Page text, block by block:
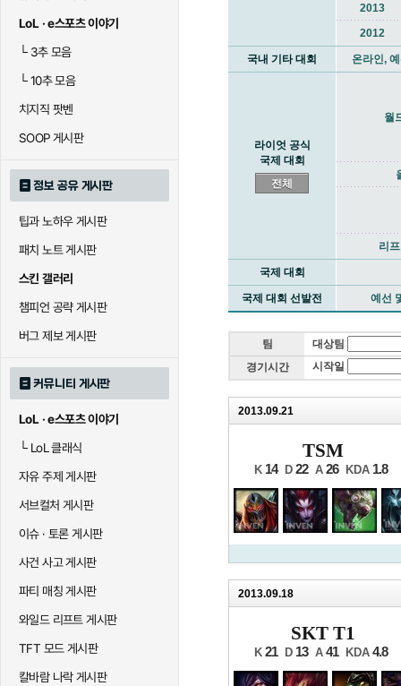
LoL · e스포츠 이야기
└3추 모음
└10추 모음
치지직 팟벤
SOOP 게시판
정보 공유 게시판
팁과 노하우 게시판
패치 노트 게시판
스킨 갤러리
챔피언 공략 게시판
버그 제보 게시판
커뮤니티 게시판
LoL · e스포츠 이야기
└LoL 클래식
자유 주제 게시판
서브컬처 게시판
이슈 · 토론 게시판
사건 사고 게시판
파티 매칭 게시판
와일드 리프트 게시판
TFT 모드 게시판
칼바람 나락 게시판
2013
2012
국내 기타 대회 온라인,
라이엇 공식
국제 대회
전체
월
리
국제 대회
국제 대회 선발전 예선
팀
대상팀
경기시간
시작일
2013.09.21
TSM
K 14 D 22 A 26 KDA 1.8
2013.09.18
SKT T1
K 21 D 13 A 41 KDA 4.8